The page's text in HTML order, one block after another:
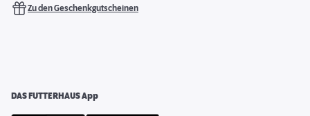
Zu den Geschenkgutscheinen
DAS FUTTERHAUS App